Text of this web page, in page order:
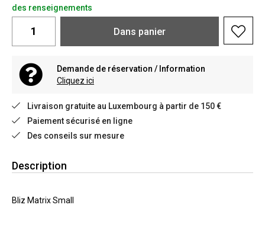
des renseignements
Dans panier
Demande de réservation / Information
Cliquez ici
Livraison gratuite au Luxembourg à partir de 150 €
Paiement sécurisé en ligne
Des conseils sur mesure
Description
Bliz Matrix Small